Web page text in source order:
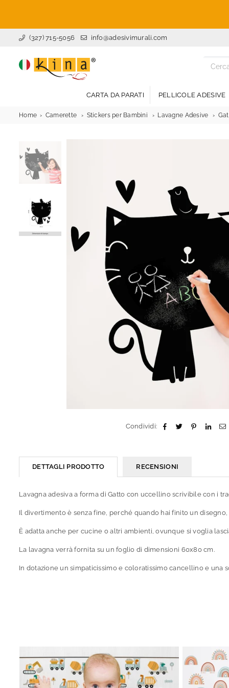
(327) 715-5056 info@adesivimurali.com
CARTA DA PARATI PELLICOLE ADESIVE
Home Camerette Stickers per Bambini Lavagne Adesive
Condividi:
DETTAGLI PRODOTTO RECENSIONI
Lavagna adesiva a forma di Gatto con uccellino scrivibile con i
Il divertimento è senza fine, perché quando hai finito un
È adatta anche per cucine o altri ambienti, ovunque si voglia
La lavagna verrà fornita su un foglio di dimensioni 60x80 cm.
In dotazione un simpaticissimo e coloratissimo cancellino e una